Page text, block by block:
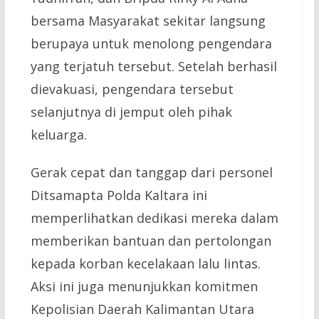
bersama Masyarakat sekitar langsung
berupaya untuk menolong pengendara
yang terjatuh tersebut. Setelah berhasil
dievakuasi, pengendara tersebut
selanjutnya di jemput oleh pihak
keluarga.
Gerak cepat dan tanggap dari personel
Ditsamapta Polda Kaltara ini
memperlihatkan dedikasi mereka dalam
memberikan bantuan dan pertolongan
kepada korban kecelakaan lalu lintas.
Aksi ini juga menunjukkan komitmen
Kepolisian Daerah Kalimantan Utara